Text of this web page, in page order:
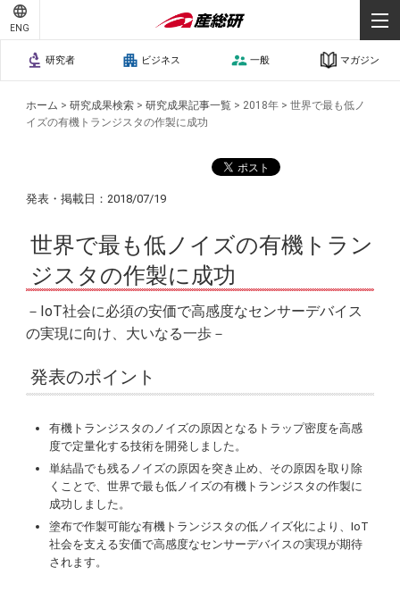
ENG
研究者 ビジネス 一般 マガジン
ホーム >研究成果検索 >研究成果記事一覧 > 2018年 >世界で最も低ノ
イズの有機トランジスタの作製に成功
発表・掲載日：2018/07/19
世界で最も低ノイズの有機トラン
ジスタの作製に成功
－IoT社会に必須の安価で高感度なセンサーデバイス
の実現に向け、大いなる一歩－
発表のポイント
有機トランジスタのノイズの原因となるトラップ密度を高感
度で定量化する技術を開発しました。
単結晶でも残るノイズの原因を突き止め、その原因を取り除
くことで、世界で最も低ノイズの有機トランジスタの作製に
成功しました。
塗布で作製可能な有機トランジスタの低ノイズ化により、IoT
社会を支える安価で高感度なセンサーデバイスの実現が期待
されます。